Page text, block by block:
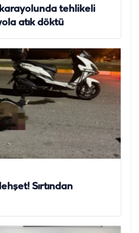
tehlikeli
atık döktü
Sırtından